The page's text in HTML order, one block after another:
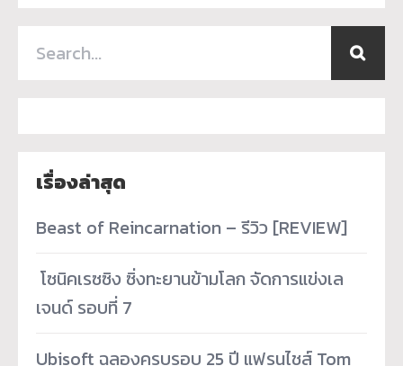
เรื่องล่าสุด
Beast of Reincarnation – รีวิว [REVIEW]
­ โซนิคเรซซิง ซิ่งทะยานข้ามโลก จัดการแข่งเล
เจนด์ รอบที่ 7
Ubisoft ฉลองครบรอบ 25 ปี แฟรนไชส์ Tom